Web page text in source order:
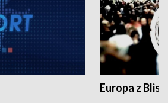
Europa z